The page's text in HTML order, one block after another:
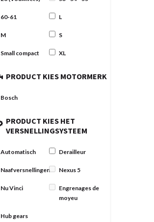
60-61 L
M S
Small compact XL
PRODUCT KIES MOTORMERK
Bosch
PRODUCT KIES HET
VERSNELLINGSYSTEEM
Automatisch Derailleur
Naafversnellingen Nexus 5
Nu Vinci
Engrenages de
moyeu
Hub gears